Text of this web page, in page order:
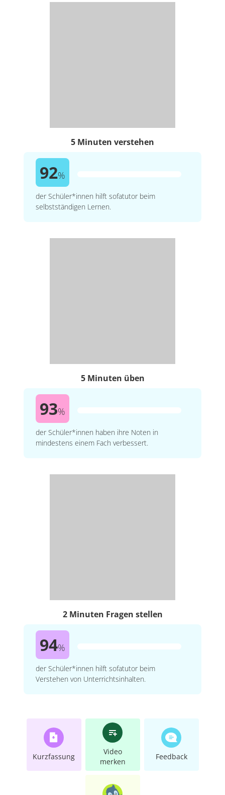
5 Minuten verstehen
92%
der Schüler*innen hilft sofatutor beim
selbstständigen Lernen.
5 Minuten üben
93%
der Schüler*innen haben ihre Noten in
mindestens einem Fach verbessert.
2 Minuten Fragen stellen
94%
der Schüler*innen hilft sofatutor beim
Verstehen von Unterrichtsinhalten.
Kurzfassung
Video
merken
Feedback